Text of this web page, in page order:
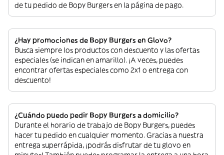
de tu pedido de Bopy Burgers en la página de pago.
¿Hay promociones de Bopy Burgers en Glovo?
Busca siempre los productos con descuento y las ofertas
especiales (se indican en amarillo). ¡A veces, puedes
encontrar ofertas especiales como 2x1 o entrega con
descuento!
¿Cuándo puedo pedir Bopy Burgers a domicilio?
Durante el horario de trabajo de Bopy Burgers, puedes
hacer tu pedido en cualquier momento. Gracias a nuestra
entrega superrápida, ¡podrás disfrutar de tu glovo en